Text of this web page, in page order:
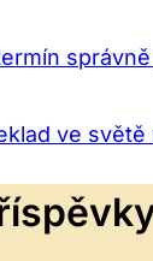
ve světě